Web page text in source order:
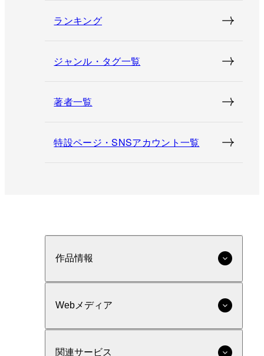
ランキング
ジャンル・タグ一覧
著者一覧
特設ページ・SNSアカウント一覧
作品情報
Webメディア
関連サービス